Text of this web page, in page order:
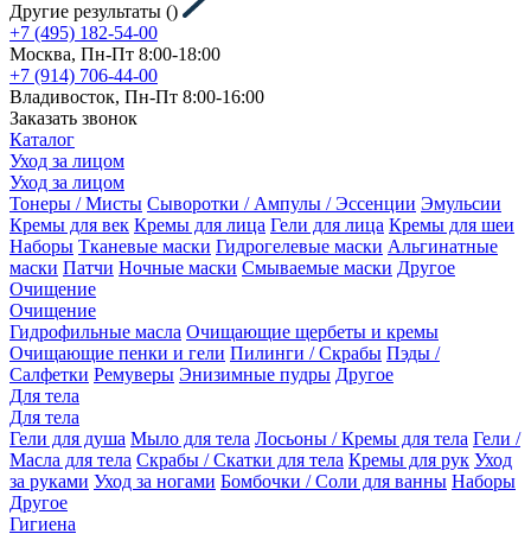
Другие результаты ()
+7 (495) 182-54-00
Москва, Пн-Пт 8:00-18:00
+7 (914) 706-44-00
Владивосток, Пн-Пт 8:00-16:00
Заказать звонок
Каталог
Уход за лицом
Уход за лицом
Тонеры / Мисты Сыворотки / Ампулы / Эссенции Эмульсии
Кремы для век Кремы для лица Гели для лица Кремы для шеи
Наборы Тканевые маски Гидрогелевые маски Альгинатные
маски Патчи Ночные маски Смываемые маски Другое
Очищение
Очищение
Гидрофильные масла Очищающие щербеты и кремы
Очищающие пенки и гели Пилинги / Скрабы Пэды /
Салфетки Ремуверы Энизимные пудры Другое
Для тела
Для тела
Гели для душа Мыло для тела Лосьоны / Кремы для тела Гели /
Масла для тела Скрабы / Скатки для тела Кремы для рук Уход
за руками Уход за ногами Бомбочки / Соли для ванны Наборы
Другое
Гигиена